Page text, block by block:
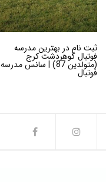
ثبت نام در بهترین مدرسه
فوتبال گوهردشت کرج
(متولدین 87) | سانس مدرسه
فوتبال